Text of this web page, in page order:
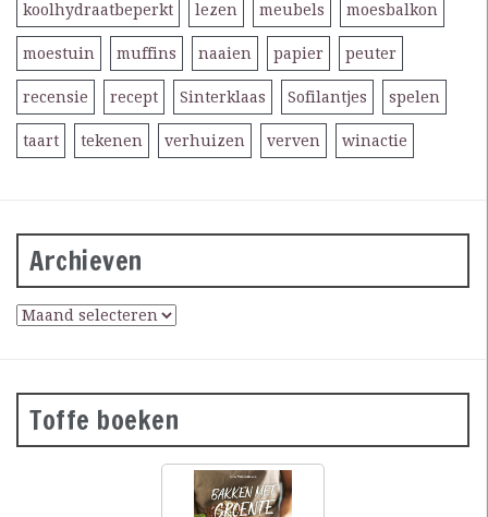
koolhydraatbeperkt lezen meubels moesbalkon
moestuin muffins naaien papier peuter
recensie recept Sinterklaas Sofilantjes spelen
taart tekenen verhuizen verven winactie
Archieven
Toffe boeken
courgettebaguettes,
wortelbroodjes en